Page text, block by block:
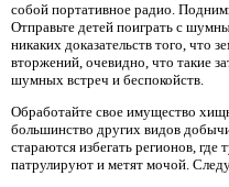
собой портативное радио.
Отправьте детей поиграть с
никаких доказательств того, что
вторжений, очевидно, что такие
шумных встреч и беспокойств.
Обработайте свое имущество
большинство других видов
стараются избегать регионов,
патрулируют и метят мочой.